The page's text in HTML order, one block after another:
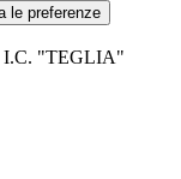
le preferenze
I.C. "TEGLIA"